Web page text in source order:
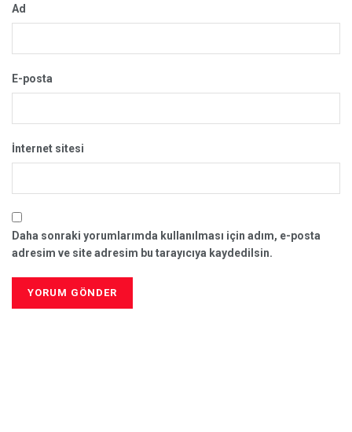
Ad
E-posta
İnternet sitesi
Daha sonraki yorumlarımda kullanılması için adım, e-posta
adresim ve site adresim bu tarayıcıya kaydedilsin.